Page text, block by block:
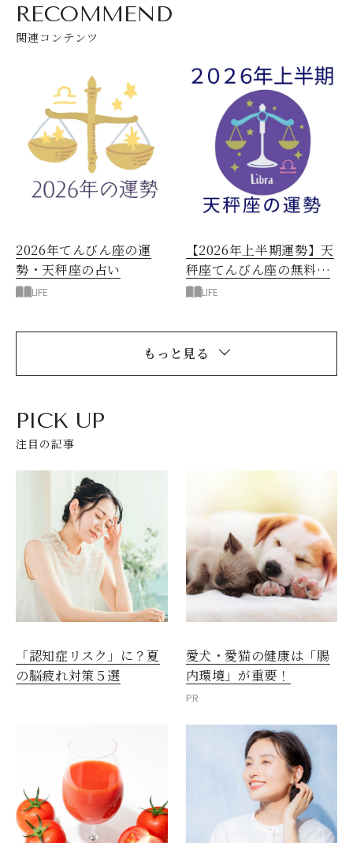
RECOMMEND
関連コンテンツ
2026年てんびん座の運
勢・天秤座の占い
LIFE
【2026年上半期運勢】天
秤座てんびん座の無料占
いLIFE
もっと見る
PICK UP
注目の記事
「認知症リスク」に？夏
の脳疲れ対策５選
愛犬・愛猫の健康は「腸
内環境」が重要！
PR